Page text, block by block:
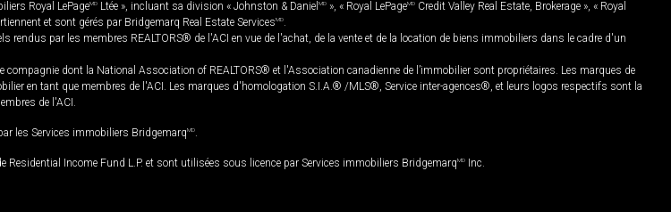
Royal LePageMD Ltée », incluant sa division « Johnston & Daniel MD », « Royal LePageMD Credit Valley Real Estate, Brokerage », « Royal
et sont gérés par Bridgemarq Real Estate ServicesMD
par les membres REALTORS® de l'ACI en vue de l'achat, de la vente et de la location de biens immobiliers dans le cadre d'un
dont la National Association of REALTORS® et l'Association canadienne de l’immobilier sont propriétaires. Les marques de
en tant que membres de l'ACI. Les marques d'homologation S.I.A.® /MLS®, Service inter-agences®, et leurs logos respectifs sont la
de l'ACI.
les Services immobiliers BridgemarqMD
Residential Income Fund L.P. et sont utilisées sous licence par Services immobiliers BridgemarqMD Inc.